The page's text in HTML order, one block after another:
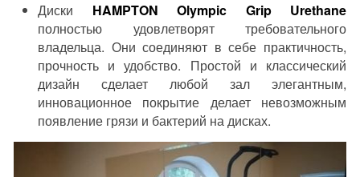
Диски HAMPTON Olympic Grip Urethane
полностью удовлетворят требовательного
владельца. Они соединяют в себе практичность,
прочность и удобство. Простой и классический
дизайн сделает любой зал элегантным,
инновационное покрытие делает невозможным
появление грязи и бактерий на дисках.